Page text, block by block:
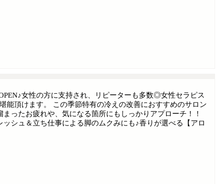
女性の方に支持され、リピーターも多数◎女性セラピス
能頂けます。 この季節特有の冷えの改善におすすめのサロン
ったお疲れや、気になる箇所にもしっかりアプローチ！！
シュ＆立ち仕事による脚のムクみにも♪香りが選べる【アロ